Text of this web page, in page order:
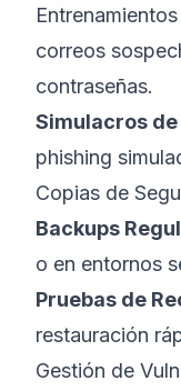
correos
contraseñas.
Simulacros
phishing
Copias de
Backups
o en entornos
Pruebas de
restauración
Gestión de